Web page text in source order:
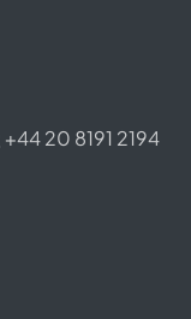
+44 20 8191 2194